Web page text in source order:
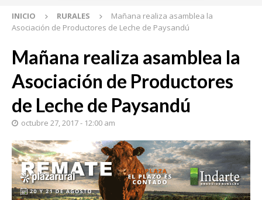
INICIO RURALES
Mañana realiza asamblea la
Asociación de Productores de Leche de Paysandú
Mañana realiza asamblea la
Asociación de Productores
de Leche de Paysandú
octubre 27, 2017 - 12:00 am